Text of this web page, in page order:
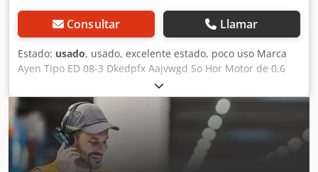
Consultar Llamar
Estado: usado, usado, excelente estado, poco uso Marca
Ayen Tipo ED 08-3 Dkedpfx Aajvwgd So Hor Motor de 0,6
kW Número de husillos 3 piezas máquina de pared
plegable Operación manual Proyección del soporte aprox.
500 mm Portabrocas cónico MK 1 Requerimiento de
espacio aprox. LxAnxAl mm 1100 x 300 x 1000 Ubicación
del almacén 97447 Gerolzhofen Entrega en el estado
actual - carga gratuita -